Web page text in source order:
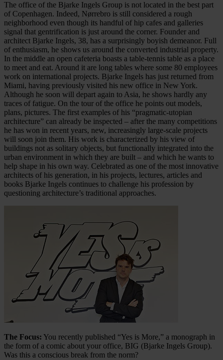
The office of the Bjarke Ingels Group is not located in the best part
of Copenhagen. Indeed, Nørrebro is still considered a rough
neighborhood even though its handful of hip cafes and galleries
signal that gentrification is just around the corner. Founder and
architect Bjarke Ingels, 38, has a surprisingly boyish demeanor. Full
of enthusiasm, he shows us around the converted industrial property.
In the middle an open cafeteria boasts a table-tennis table as a place
to meet and eat. Around it are long tables where some 80 employees
work on international projects. Bjarke Ingels has just returned from
Miami, having previously visited his new office in New York.
Although he soon will depart again to Asia, he shows hardly any
traces of fatigue. On the tour of the office he points out models,
plans, pictures. The first examples of his “pragmatic-utopian
architecture” can already be inspected – after the many competitions
he has won in recent years, new, increasingly large-scale projects
will soon join them. His work is characterized by his view of
buildings not as solitary objects, but functionally integrated into the
urban environment in which they are built – and which he wants to
help shape in his own way. Celebrated as one of the most innovative
architects of his generation, in his projects, lectures, articles and
books Bjarke Ingels continues to challenge his profession by
questioning architecture’s traditional approaches.
The Focus: You recently published “Yes is More,” a monograph in
the form of a comic about your office, BIG (Bjarke Ingels Group).
Was this a conscious break from the norm?